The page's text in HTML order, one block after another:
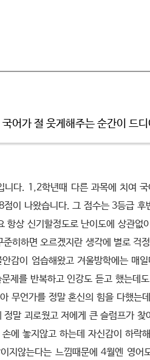
어가 절 웃게해주는 순간이 드
니다. 1,2학년때 다른 과목에 치여
점이 나왔습니다. 그 점수는 3등급 후
항상 신기할정도로 난이도에 상관없
준히하면 오르겠지란 생각에 별로 걱
감이 엄습해왔고 겨울방학에는 매
제를 반복하고 인강도 듣고 했는데
무언가를 정말 혼신의 힘을 다했는
정말 괴로웠고 저에게 큰 슬럼프가 찾
에 놓지않고 하는데 자신감이 하락
지않는다는 느낌때문에 4월엔 영어